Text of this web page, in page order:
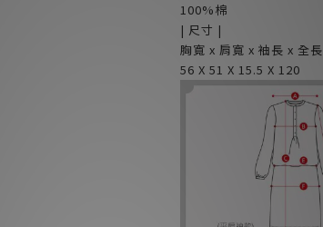
100%棉
| 尺寸 |
胸寬 x 肩寬 x 袖長 x 全長
56 X 51 X 15.5 X 120